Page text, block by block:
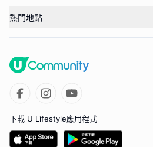
熱門地點
下載 U Lifestyle應用程式